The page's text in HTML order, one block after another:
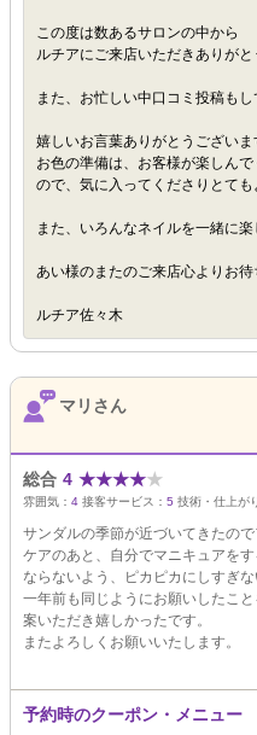
この度は数あるサロンの中から
ルチアにご来店いただきありがと
また、お忙しい中口コミ投稿も
嬉しいお言葉ありがとうございま
お色の準備は、お客様が楽しん
ので、気に入ってくださりとて
また、いろんなネイルを一緒に楽
あい様のまたのご来店心よりお
ルチア佐々木
マリさん
総合 4 ★★★★★
雰囲気： 4 接客サービス： 5 技術・仕上が
サンダルの季節が近づいてきたの
ケアのあと、自分でマニキュアを
ならないよう、ピカピカにしすぎ
一年前も同じようにお願いしたこ
案いただき嬉しかったです。
またよろしくお願いいたします。
予約時のクーポン・メニュー